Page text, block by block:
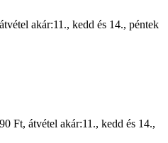
akár:11., kedd és 14., péntek
Ft, átvétel akár:11., kedd és 14.,